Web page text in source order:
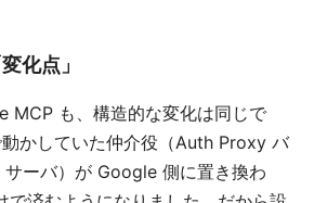
化点」
MCP も、構造的な変化は同じで
かしていた仲介役（Auth Proxy バ
サーバ）が Google 側に置き換わ